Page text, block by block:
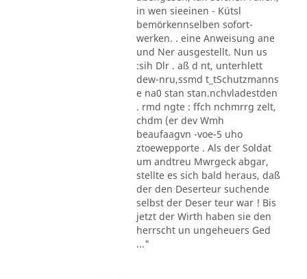
in wen sieeinen - Kütsl
bemörkennselben sofort-
werken. . eine Anweisung ane
und Ner ausgestellt. Nun us
:sih Dlr . aß d nt, unterhlett
dew-nru,ssmd t_tSchutzmanns
e na0 stan stan.nchvladestden
. rmd ngte : ffch nchmrrg zelt,
chdm (er dev Wmh
beaufaagvn -voe-5 uho
ztoewepporte . Als der Soldat
um andtreu Mwrgeck abgar,
stellte es sich bald heraus, daß
der den Deserteur suchende
selbst der Deser teur war ! Bis
jetzt der Wirth haben sie den
herrscht un ungeheuers Ged
..."